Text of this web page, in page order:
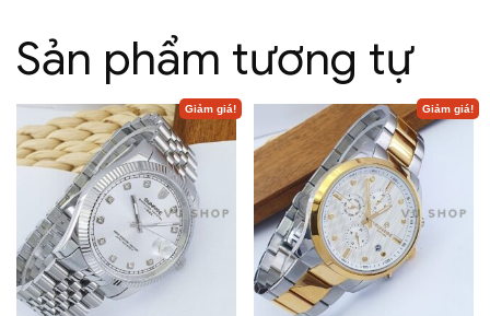
Sản phẩm tương tự
Giảm giá! Giảm giá!